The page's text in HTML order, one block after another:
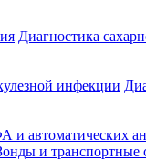
Диагностика
инфекции
автоматических
и транспортные